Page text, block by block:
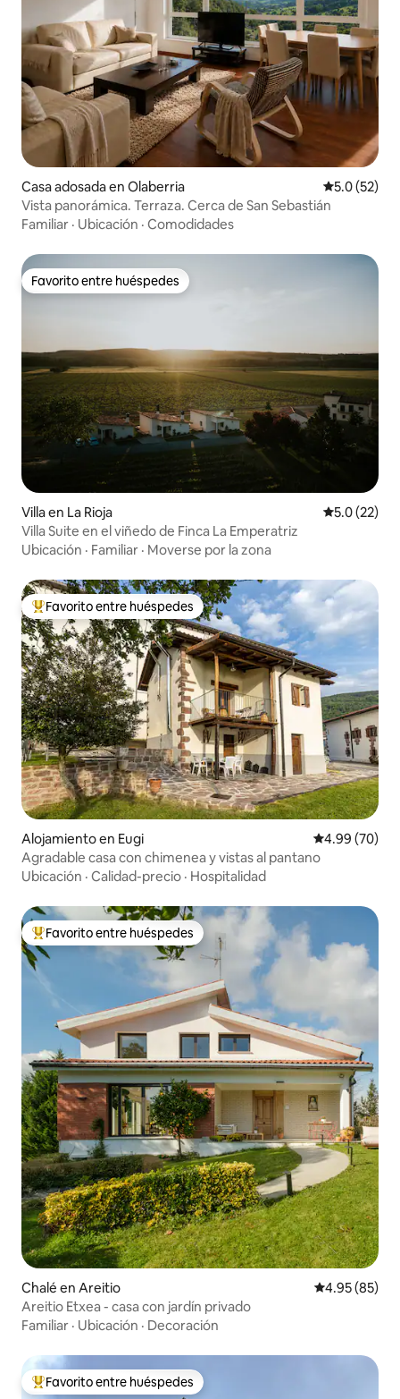
Casa adosada en Olaberria Calificación
5.0 (52)
Vista panorámica. Terraza. Cerca de San Sebastián
Familiar · Ubicación · Comodidades
Favorito entre huéspedes
Favorito entre huéspedes
Villa en La Rioja Calificación
5.0 (22)
Villa Suite en el viñedo de Finca La Emperatriz
Ubicación · Familiar · Moverse por la zona
Favorito entre huéspedes preferido
Favorito entre huéspedes
Alojamiento en Eugi Calificación
4.99 (70)
Agradable casa con chimenea y vistas al pantano
Ubicación · Calidad-precio · Hospitalidad
Favorito entre huéspedes preferido
Favorito entre huéspedes
Chalé en Areitio Calificación
4.95 (85)
Areitio Etxea - casa con jardín privado
Familiar · Ubicación · Decoración
Favorito entre huéspedes preferido
Favorito entre huéspedes